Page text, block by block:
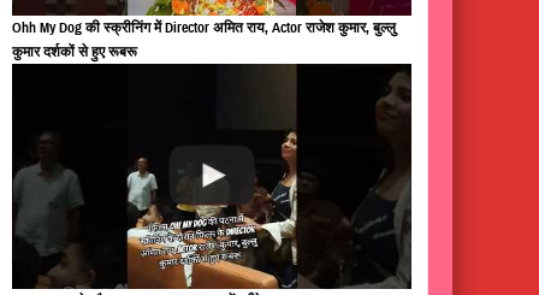
Ohh My Dog की स्क्रीनिंग में Director अमित राय, Actor राजेश कुमार, बुल्लु
कुमार दर्शकों से हुए रूबरू